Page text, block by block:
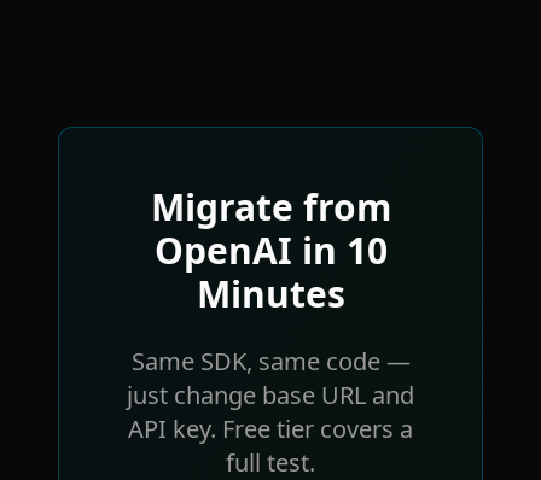
Migrate from
OpenAI in 10
Minutes
Same SDK, same code —
just change base URL and
API key. Free tier covers a
full test.